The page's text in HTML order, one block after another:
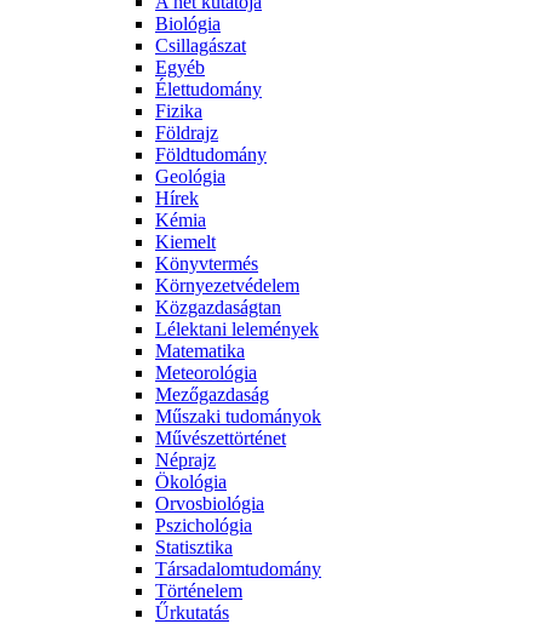
Biológia
Csillagászat
Egyéb
Élettudomány
Fizika
Földrajz
Földtudomány
Geológia
Hírek
Kémia
Kiemelt
Könyvtermés
Környezetvédelem
Közgazdaságtan
Lélektani lelemények
Matematika
Meteorológia
Mezőgazdaság
Műszaki tudományok
Művészettörténet
Néprajz
Ökológia
Orvosbiológia
Pszichológia
Statisztika
Társadalomtudomány
Történelem
Űrkutatás